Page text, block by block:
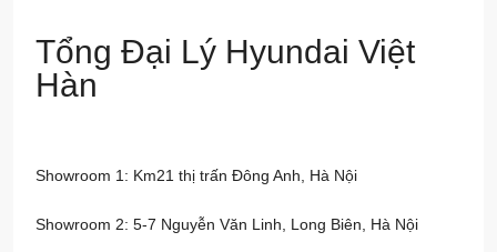
Tổng Đại Lý Hyundai Việt
Hàn
Showroom 1: Km21 thị trấn Đông Anh, Hà Nội
Showroom 2: 5-7 Nguyễn Văn Linh, Long Biên, Hà Nội